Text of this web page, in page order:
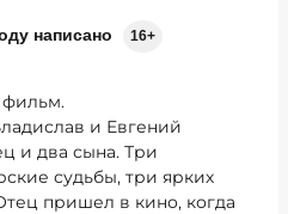
написано 16+
и Евгений
и два сына. Три
судьбы, три ярких
пришел в кино, когда